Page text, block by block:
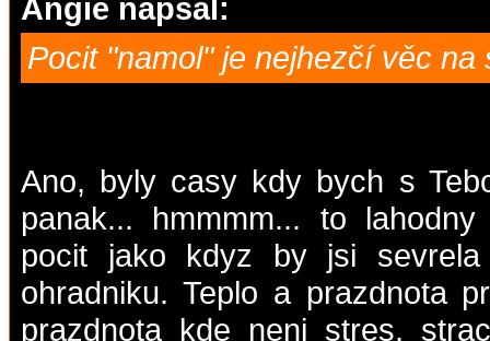
Angie napsal:
Pocit "namol" je nejhezčí věc na
Ano, byly casy kdy bych s
panak... hmmmm... to
pocit jako kdyz by jsi
ohradniku. Teplo a prazdnota
prazdnota kde neni stres,